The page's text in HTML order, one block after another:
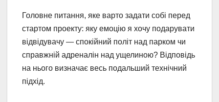
Головне питання, яке варто задати собі перед
стартом проекту: яку емоцію я хочу подарувати
відвідувачу — спокійний політ над парком чи
справжній адреналін над ущелиною? Відповідь
на нього визначає весь подальший технічний
підхід.